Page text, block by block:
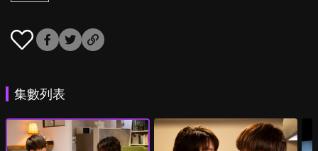
集數列表